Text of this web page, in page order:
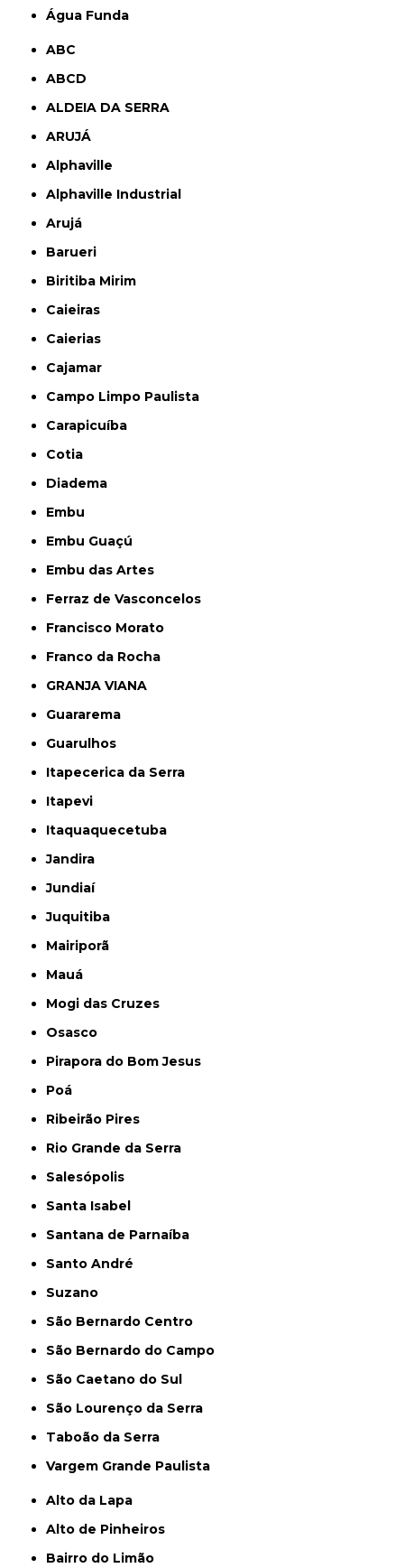
Água Funda
ABC
ABCD
ALDEIA DA SERRA
ARUJÁ
Alphaville
Alphaville Industrial
Arujá
Barueri
Biritiba Mirim
Caieiras
Caierias
Cajamar
Campo Limpo Paulista
Carapicuíba
Cotia
Diadema
Embu
Embu Guaçú
Embu das Artes
Ferraz de Vasconcelos
Francisco Morato
Franco da Rocha
GRANJA VIANA
Guararema
Guarulhos
Itapecerica da Serra
Itapevi
Itaquaquecetuba
Jandira
Jundiaí
Juquitiba
Mairiporã
Mauá
Mogi das Cruzes
Osasco
Pirapora do Bom Jesus
Poá
Ribeirão Pires
Rio Grande da Serra
Salesópolis
Santa Isabel
Santana de Parnaíba
Santo André
Suzano
São Bernardo Centro
São Bernardo do Campo
São Caetano do Sul
São Lourenço da Serra
Taboão da Serra
Vargem Grande Paulista
Alto da Lapa
Alto de Pinheiros
Bairro do Limão